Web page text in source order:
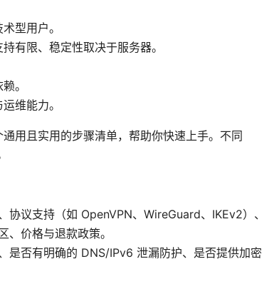
型用户。
有限、稳定性取决于服务器。
。
维能力。
用且实用的步骤清单，帮助你快速上手。不同
议支持（如 OpenVPN、WireGuard、IKEv2）、
价格与退款政策。
是否有明确的 DNS/IPv6 泄漏防护、是否提供加密